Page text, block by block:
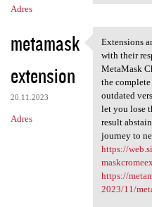
Adres
metamask
extension
20.11.2023
Adres
Extensions
with their
MetaMask
the
outdated
let you lose
result
journey to
https://
https://
2023/11/